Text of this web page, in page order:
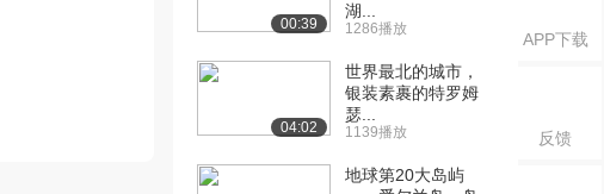
APP下载
反馈
00:39
湖...
1286播放
04:02
世界最北的城市，
银装素裹的特罗姆
瑟...
1139播放
地球第20大岛屿